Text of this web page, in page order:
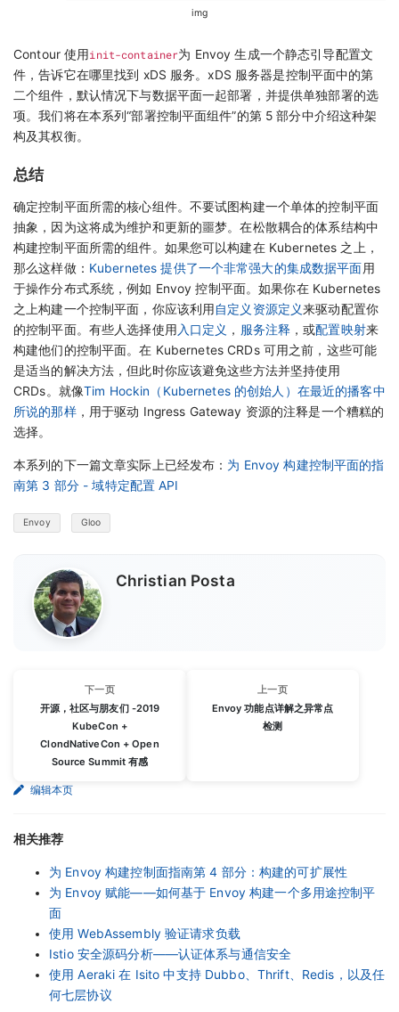
img
Contour 使用init-container为 Envoy 生成一个静态引导配置文
件，告诉它在哪里找到 xDS 服务。xDS 服务器是控制平面中的第
二个组件，默认情况下与数据平面一起部署，并提供单独部署的选
项。我们将在本系列“部署控制平面组件”的第 5 部分中介绍这种架
构及其权衡。
总结
确定控制平面所需的核心组件。不要试图构建一个单体的控制平面
抽象，因为这将成为维护和更新的噩梦。在松散耦合的体系结构中
构建控制平面所需的组件。如果您可以构建在 Kubernetes 之上，
那么这样做： Kubernetes 提供了一个非常强大的集成数据平面用
于操作分布式系统，例如 Envoy 控制平面。如果你在 Kubernetes
之上构建一个控制平面，你应该利用 自定义资源定义来驱动配置你
的控制平面。有些人选择使用 入口定义 ， 服务注释 ，或配置映射来
构建他们的控制平面。在 Kubernetes CRDs 可用之前，这些可能
是适当的解决方法，但此时你应该避免这些方法并坚持使用
CRDs。就像Tim Hockin（Kubernetes 的创始人）在最近的播客中
所说的那样，用于驱动 Ingress Gateway 资源的注释是一个糟糕的
选择。
本系列的下一篇文章实际上已经发布： 为 Envoy 构建控制平面的指
南第 3 部分 - 域特定配置 API
Envoy Gloo
Christian Posta
下一页
开源，社区与朋友们 -2019
KubeCon +
ClondNativeCon + Open
Source Summit 有感
上一页
Envoy 功能点详解之异常点
检测
编辑本页
相关推荐
为 Envoy 构建控制面指南第 4 部分：构建的可扩展性
为 Envoy 赋能——如何基于 Envoy 构建一个多用途控制平
面
使用 WebAssembly 验证请求负载
Istio 安全源码分析——认证体系与通信安全
使用 Aeraki 在 Isito 中支持 Dubbo、Thrift、Redis，以及任
何七层协议